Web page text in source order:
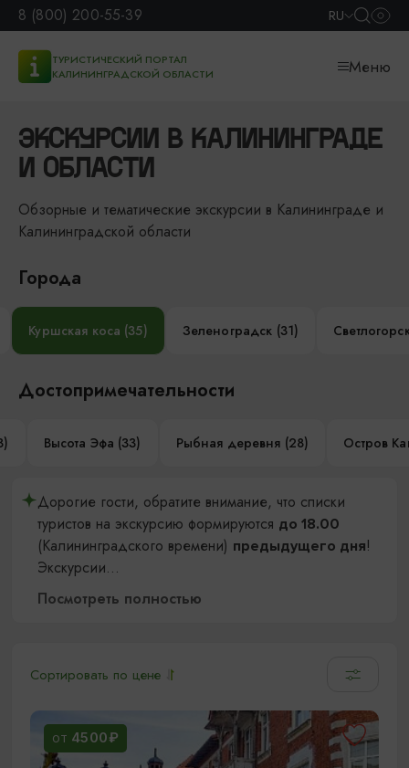
8 (800) 200-55-39 RU
ТУРИСТИЧЕСКИЙ ПОРТАЛ
КАЛИНИНГРАДСКОЙ ОБЛАСТИ
Меню
ЭКСКУРСИИ В КАЛИНИНГРАДЕ
И ОБЛАСТИ
Обзорные и тематические экскурсии в Калининграде и
Калининградской области
Города
Куршская коса (35) Зеленоградск (31)
Достопримечательности
Высота Эфа (33) Рыбная деревня (28) Остров
Дорогие гости, обратите внимание, что списки
туристов на экскурсию формируются до 18.00
(Калининградского времени) предыдущего дня!
Экскурсии...
Посмотреть полностью
Сортировать по цене
ОТ 4500₽